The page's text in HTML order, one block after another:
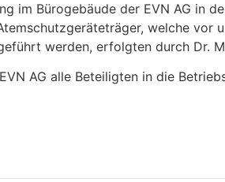
im Bürogebäude der EVN AG in
welche vor
werden, erfolgten durch Dr.
AG alle Beteiligten in die